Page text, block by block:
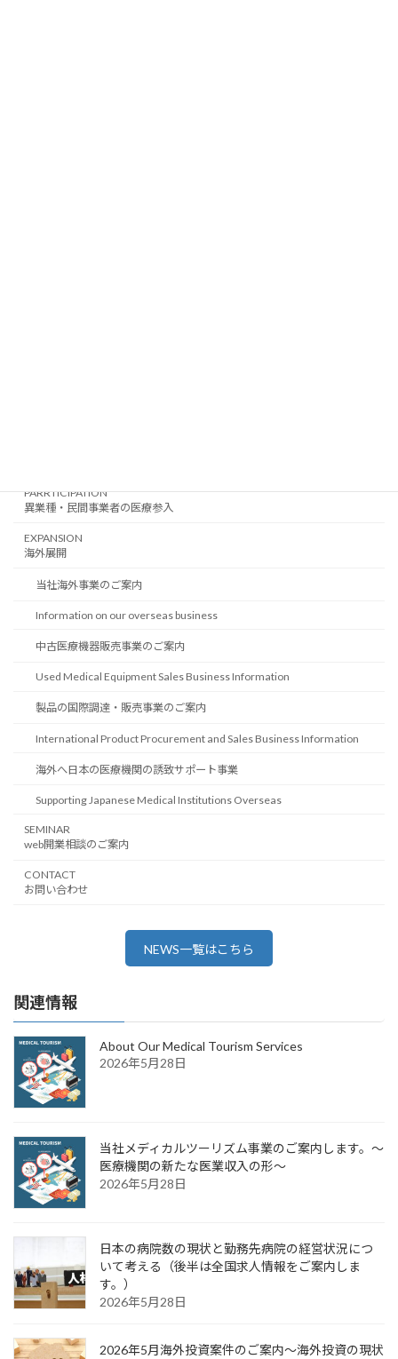
PARRTICIPATION
異業種・民間事業者の医療参入
EXPANSION
海外展開
当社海外事業のご案内
Information on our overseas business
中古医療機器販売事業のご案内
Used Medical Equipment Sales Business Information
製品の国際調達・販売事業のご案内
International Product Procurement and Sales Business Information
海外へ日本の医療機関の誘致サポート事業
Supporting Japanese Medical Institutions Overseas
SEMINAR
web開業相談のご案内
CONTACT
お問い合わせ
NEWS一覧はこちら
関連情報
About Our Medical Tourism Services
2026年5月28日
当社メディカルツーリズム事業のご案内します。～
医療機関の新たな医業収入の形～
2026年5月28日
日本の病院数の現状と勤務先病院の経営状況につ
いて考える（後半は全国求人情報をご案内しま
す。）
2026年5月28日
2026年5月海外投資案件のご案内～海外投資の現状